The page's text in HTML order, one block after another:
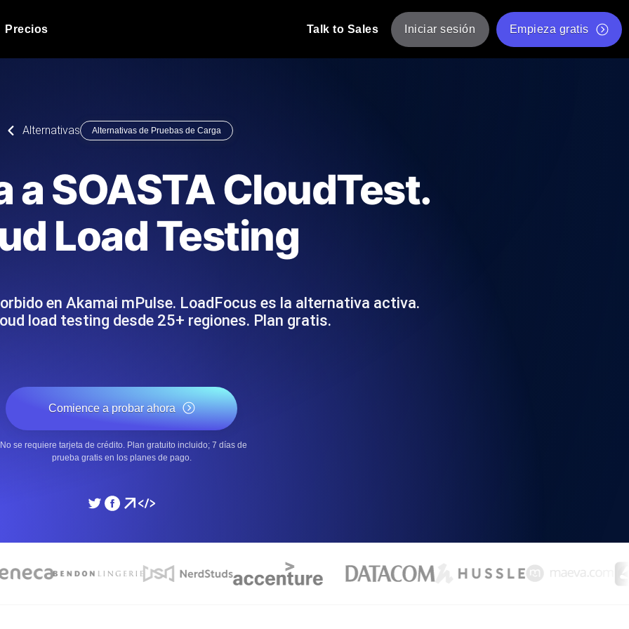
tecnológico.
los scripts JMeter o k6,
el informe.
Sondas always-on de uptime y rendimiento desde 25+ ubicaciones.
Detecta caídas antes que tus usuarios.
del sitio web
de su sitio web.
Monitoree sus APIs
Monitorear la velocidad y funcionalidad de la API
Gratis para empezar.
SSL Monitoring
Checks automáticos de certificados SSL y alertas de caducidad.
Gratis para empezar.
DNS Monitoring
Monitores como YAML, JS y MCP
Blog de producto
Leer más en el blog
Leer más en el blog
Comprobador de estado de API
Precios Talk to Sales Iniciar sesión Empieza gratis
Alternativas Alternativas de Pruebas de Carga
SOASTA CloudTest.
Load Testing
en Akamai mPulse. LoadFocus es la alternativa activa.
load testing desde 25+ regiones. Plan gratis.
Comience a probar ahora
se requiere tarjeta de crédito. Plan gratuito incluido; 7 días de
prueba gratis en los planes de pago.